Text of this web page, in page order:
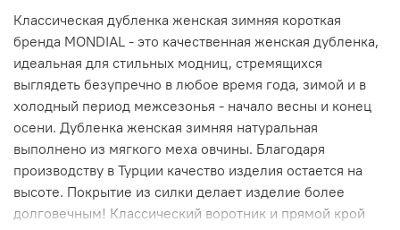
Классическая дубленка женская зимняя короткая
бренда MONDIAL - это качественная женская дубленка,
идеальная для стильных модниц, стремящихся
выглядеть безупречно в любое время года, зимой и в
холодный период межсезонья - начало весны и конец
осени. Дубленка женская зимняя натуральная
выполнено из мягкого меха овчины. Благодаря
производству в Турции качество изделия остается на
высоте. Покрытие из силки делает изделие более
долговечным! Классический воротник и прямой крой